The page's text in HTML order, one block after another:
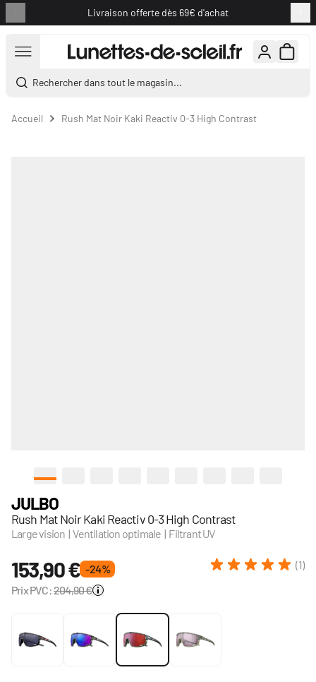
Livraison offerte dès 69€ d'achat
Rechercher dans tout le magasin...
Accueil Rush Mat Noir Kaki Reactiv 0-3 High Contrast
JULBO
Rush Mat Noir Kaki Reactiv 0-3 High Contrast
Large vision | Ventilation optimale | Filtrant UV
153,90 € - 24 %
Prix PVC:204,90 €
(1)